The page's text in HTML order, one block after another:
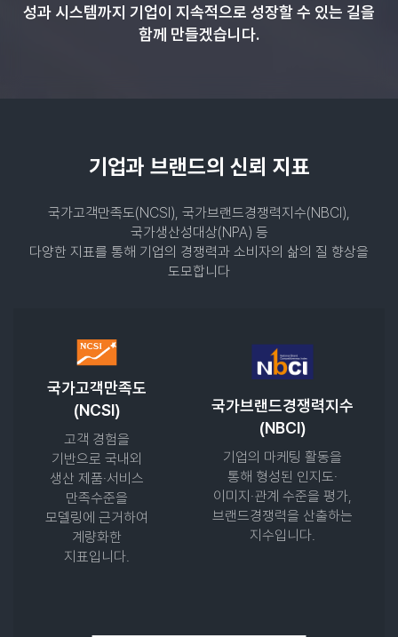
성과 시스템까지 기업이 지속적으로 성장할 수 있는 길을
함께 만들겠습니다.
기업과 브랜드의 신뢰 지표
국가고객만족도(NCSI), 국가브랜드경쟁력지수(NBCI),
국가생산성대상(NPA) 등
다양한 지표를 통해 기업의 경쟁력과 소비자의 삶의 질 향상을
도모합니다
국가고객만족도
(NCSI)
고객 경험을
기반으로 국내외
생산 제품·서비스
만족수준을
모델링에 근거하여
계량화한
지표입니다.
국가브랜드경쟁력지수
(NBCI)
기업의 마케팅 활동을
통해 형성된 인지도·
이미지·관계 수준을 평가,
브랜드경쟁력을 산출하는
지수입니다.